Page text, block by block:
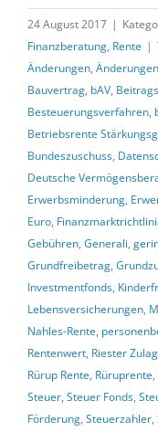
24 August 2017 |
Finanzberatung, Rente |
Änderungen,
Bauvertrag, bAV,
Besteuerungsverfahren,
Betriebsrente
Bundeszuschuss,
Deutsche
Erwerbsminderung,
Euro,
Gebühren, Generali,
Grundfreibetrag,
Investmentfonds,
Lebensversicherungen,
Nahles-Rente,
Rentenwert, Riester
Rürup Rente, Rüruprente,
Steuer, Steuer Fonds,
Förderung, Steuerzahler,